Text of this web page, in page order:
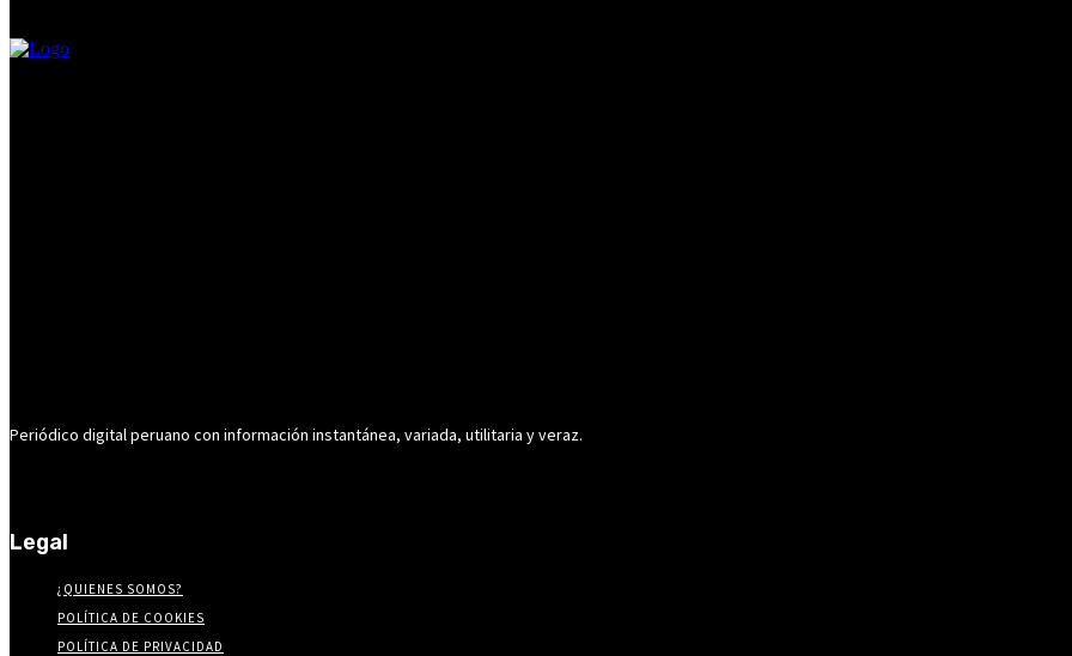
Periódico digital peruano con información instantánea, variada, utilitaria y veraz.
Legal
¿QUIENES SOMOS?
POLÍTICA DE COOKIES
POLÍTICA DE PRIVACIDAD